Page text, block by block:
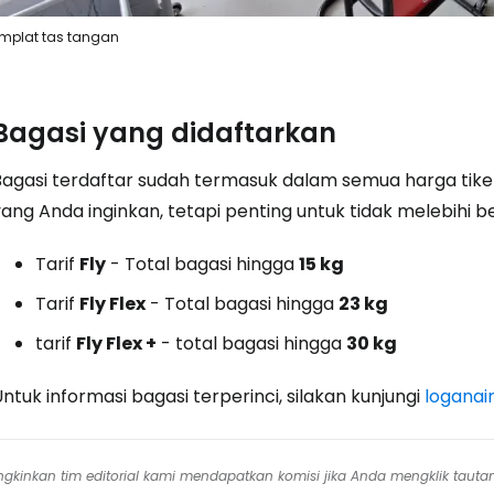
tas tangan
yang didaftarkan
terdaftar sudah termasuk dalam semua harga
Anda inginkan, tetapi penting untuk tidak melebihi
Tarif Fly - Total bagasi hingga15 kg
Tarif Fly Flex - Total bagasi hingga 23 kg
tarif Fly Flex + - total bagasi hingga 30 kg
informasi bagasi terperinci, silakan kunjungi
tim editorial kami mendapatkan komisi jika Anda mengklik